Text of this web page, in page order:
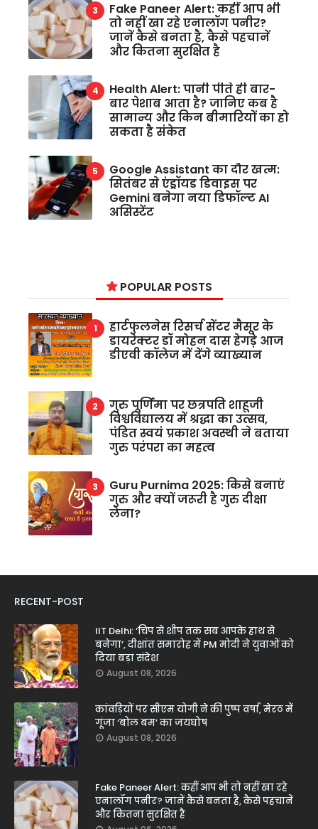
Fake Paneer Alert: कहीं आप भी
तो नहीं खा रहे एनालॉग पनीर?
जानें कैसे बनता है, कैसे पहचानें
और कितना सुरक्षित है
Health Alert: पानी पीते ही बार-
बार पेशाब आता है? जानिए कब है
सामान्य और किन बीमारियों का हो
सकता है संकेत
Google Assistant का दौर खत्म:
सितंबर से एंड्रॉयड डिवाइस पर
Gemini बनेगा नया डिफॉल्ट AI
असिस्टेंट
POPULAR POSTS
हार्टफुलनेस रिसर्च सेंटर मैसूर के
डायरेक्टर डॉ मोहन दास हेगड़े आज
डीएवी कॉलेज में देंगे व्याख्यान
गुरु पूर्णिमा पर छत्रपति शाहूजी
विश्वविद्यालय में श्रद्धा का उत्सव,
पंडित स्वयं प्रकाश अवस्थी ने बताया
गुरु परंपरा का महत्व
Guru Purnima 2025: किसे बनाएं
गुरु और क्यों जरूरी है गुरु दीक्षा
लेना?
RECENT-POST
IIT Delhi: ‘चिप से शीप तक सब आपके हाथ से
बनेगा’, दीक्षांत समारोह में PM मोदी ने युवाओं को
दिया बड़ा संदेश
August 08, 2026
कांवड़ियों पर सीएम योगी ने की पुष्प वर्षा, मेरठ में
गूंजा ‘बोल बम’ का जयघोष
August 08, 2026
Fake Paneer Alert: कहीं आप भी तो नहीं खा रहे
एनालॉग पनीर? जानें कैसे बनता है, कैसे पहचानें
और कितना सुरक्षित है